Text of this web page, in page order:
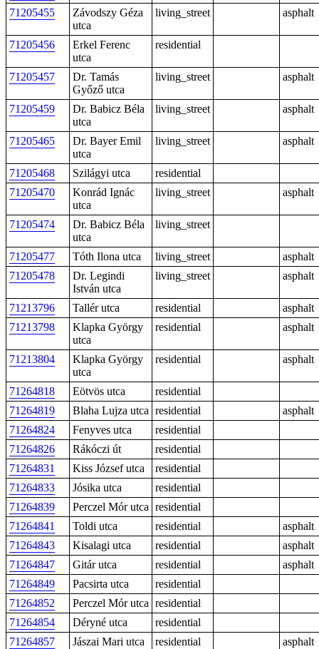
71205455
Závodszy Géza
utca
living_street asphalt
71205456
Erkel Ferenc
utca
residential
71205457
Dr. Tamás
Győző utca
living_street asphalt
71205459
Dr. Babicz Béla
utca
living_street asphalt
71205465
Dr. Bayer Emil
utca
living_street asphalt
71205468 Szilágyi utca
residential
71205470
Konrád Ignác
utca
living_street asphalt
71205474
Dr. Babicz Béla
utca
living_street
71205477 Tóth Ilona utca living_street
asphalt
71205478
Dr. Legindi
István utca
living_street asphalt
71213796 Tallér utca residential
asphalt
71213798
Klapka György
utca
residential asphalt
71213804
Klapka György
utca
residential asphalt
71264818 Eötvös utca
residential
71264819
Blaha Lujza utca residential
asphalt
71264824
Fenyves utca
residential
71264826
Rákóczi út
residential
71264831
Kiss József utca
residential
71264833
Jósika utca
residential
71264839
Perczel Mór utca residential
71264841
Toldi utca residential
asphalt
71264843
Kisalagi utca residential
asphalt
71264847
Gitár utca residential
asphalt
71264849
Pacsirta utca
residential
71264852
Perczel Mór utca residential
71264854
Déryné utca
residential
71264857
Jászai Mari utca residential
asphalt